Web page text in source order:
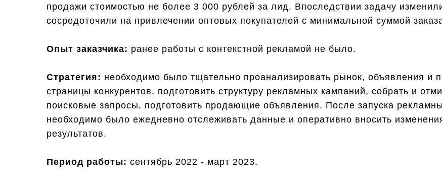
продажи стоимостью не более 3 000 рублей за лид. Впоследствии задачу
сосредоточили на привлечении оптовых покупателей с минимальной суммой
Опыт заказчика: ранее работы с контекстной рекламой не было.
Стратегия: необходимо было тщательно проанализировать рынок, объявления и
страницы конкурентов, подготовить структуру рекламных кампаний, собрать и
поисковые запросы, подготовить продающие объявления. После запуска
необходимо было ежедневно отслеживать данные и оперативно вносить
результатов.
Период работы: сентябрь 2022 - март 2023.